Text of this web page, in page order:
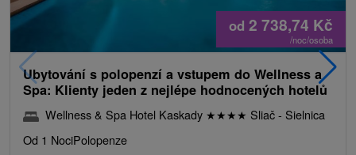
od 2 738,74 Kč
/noc/osoba
Ubytování s polopenzí a vstupem do Wellness a
Spa: Klienty jeden z nejlépe hodnocených hotelů
Wellness & Spa Hotel Kaskady ★★★★ Sliač - Sielnica
Od 1 NociPolopenze